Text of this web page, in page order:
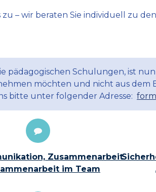
– wir beraten Sie individuell zu
pädagogischen Schulungen, ist
möchten und nicht aus
bitte unter folgender Adresse:
Zusammenarbeit
im Team